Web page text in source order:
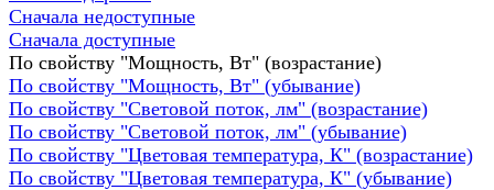
Сначала недоступные
Сначала доступные
По свойству "Мощность, Вт" (возрастание)
По свойству "Мощность, Вт" (убывание)
По свойству "Световой поток, лм" (возрастание)
По свойству "Световой поток, лм" (убывание)
По свойству "Цветовая температура, К" (возрастание)
По свойству "Цветовая температура, К" (убывание)